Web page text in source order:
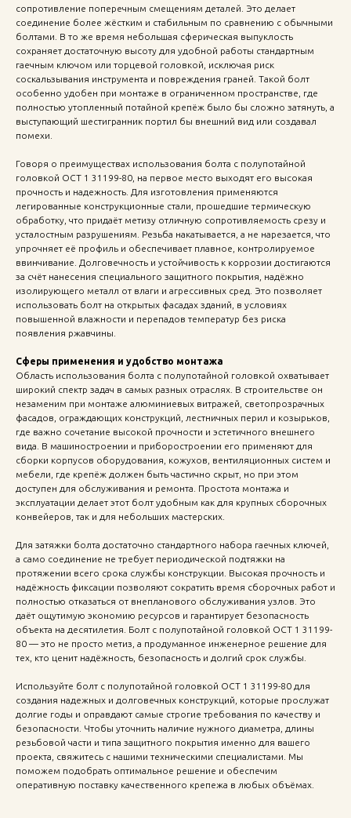
сопротивление поперечным смещениям деталей. Это делает
соединение более жёстким и стабильным по сравнению с обычными
болтами. В то же время небольшая сферическая выпуклость
сохраняет достаточную высоту для удобной работы стандартным
гаечным ключом или торцевой головкой, исключая риск
соскальзывания инструмента и повреждения граней. Такой болт
особенно удобен при монтаже в ограниченном пространстве, где
полностью утопленный потайной крепёж было бы сложно затянуть, а
выступающий шестигранник портил бы внешний вид или создавал
помехи.
Говоря о преимуществах использования болта с полупотайной
головкой ОСТ 1 31199-80, на первое место выходят его высокая
прочность и надежность. Для изготовления применяются
легированные конструкционные стали, прошедшие термическую
обработку, что придаёт метизу отличную сопротивляемость срезу и
усталостным разрушениям. Резьба накатывается, а не нарезается, что
упрочняет её профиль и обеспечивает плавное, контролируемое
ввинчивание. Долговечность и устойчивость к коррозии достигаются
за счёт нанесения специального защитного покрытия, надёжно
изолирующего металл от влаги и агрессивных сред. Это позволяет
использовать болт на открытых фасадах зданий, в условиях
повышенной влажности и перепадов температур без риска
появления ржавчины.
Сферы применения и удобство монтажа
Область использования болта с полупотайной головкой охватывает
широкий спектр задач в самых разных отраслях. В строительстве он
незаменим при монтаже алюминиевых витражей, светопрозрачных
фасадов, ограждающих конструкций, лестничных перил и козырьков,
где важно сочетание высокой прочности и эстетичного внешнего
вида. В машиностроении и приборостроении его применяют для
сборки корпусов оборудования, кожухов, вентиляционных систем и
мебели, где крепёж должен быть частично скрыт, но при этом
доступен для обслуживания и ремонта. Простота монтажа и
эксплуатации делает этот болт удобным как для крупных сборочных
конвейеров, так и для небольших мастерских.
Для затяжки болта достаточно стандартного набора гаечных ключей,
а само соединение не требует периодической подтяжки на
протяжении всего срока службы конструкции. Высокая прочность и
надёжность фиксации позволяют сократить время сборочных работ и
полностью отказаться от внепланового обслуживания узлов. Это
даёт ощутимую экономию ресурсов и гарантирует безопасность
объекта на десятилетия. Болт с полупотайной головкой ОСТ 1 31199-
80 — это не просто метиз, а продуманное инженерное решение для
тех, кто ценит надёжность, безопасность и долгий срок службы.
Используйте болт с полупотайной головкой ОСТ 1 31199-80 для
создания надежных и долговечных конструкций, которые прослужат
долгие годы и оправдают самые строгие требования по качеству и
безопасности. Чтобы уточнить наличие нужного диаметра, длины
резьбовой части и типа защитного покрытия именно для вашего
проекта, свяжитесь с нашими техническими специалистами. Мы
поможем подобрать оптимальное решение и обеспечим
оперативную поставку качественного крепежа в любых объёмах.